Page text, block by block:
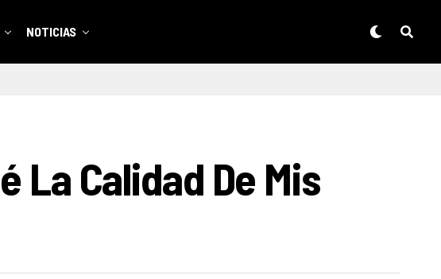
NOTICIAS
La Calidad De Mis